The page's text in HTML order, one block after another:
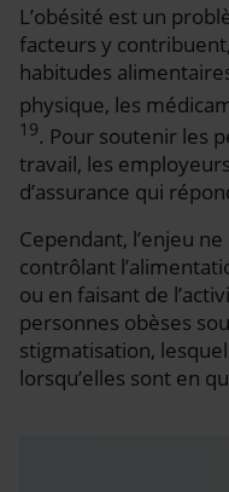
L’obésité est un
facteurs y
habitudes
physique, les
19. Pour soutenir les
travail, les
d’assurance qui
Cependant, l’enjeu
contrôlant
ou en faisant de
personnes obèses
stigmatisation,
lorsqu’elles sont en